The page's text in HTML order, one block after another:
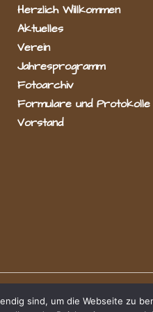
Herzlich Willkommen
Aktuelles
Verein
Jahresprogramm
Fotoarchiv
Formulare und Protokolle
Vorstand
sind, um die Webseite zu